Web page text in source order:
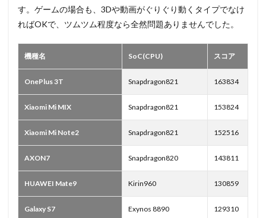
す。ゲームの場合も、3Dや動画がぐりぐり動くタイプでなけ
ればOKで、ツムツム程度なら全然問題ありませんでした。
機種名 SoC(CPU) スコア
OnePlus 3T Snapdragon821 163834
Xiaomi Mi MIX Snapdragon821 153824
Xiaomi Mi Note2 Snapdragon821 152516
AXON7 Snapdragon820 143811
HUAWEI Mate9 Kirin960 130859
Galaxy S7 Exynos 8890 129310